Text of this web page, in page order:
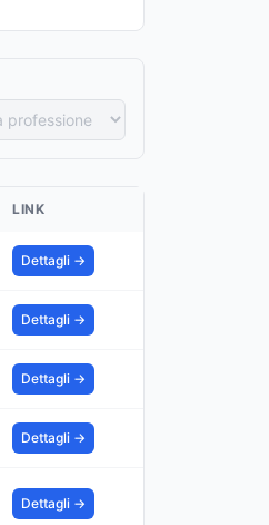
LINK
Dettagli →
Dettagli →
Dettagli →
Dettagli →
Dettagli →